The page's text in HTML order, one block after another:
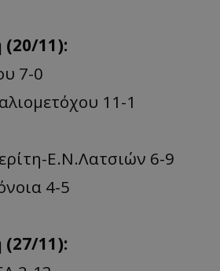
(20/11):
7-0
11-1
Ε.Ν.Λατσιών 6-9
4-5
(27/11):